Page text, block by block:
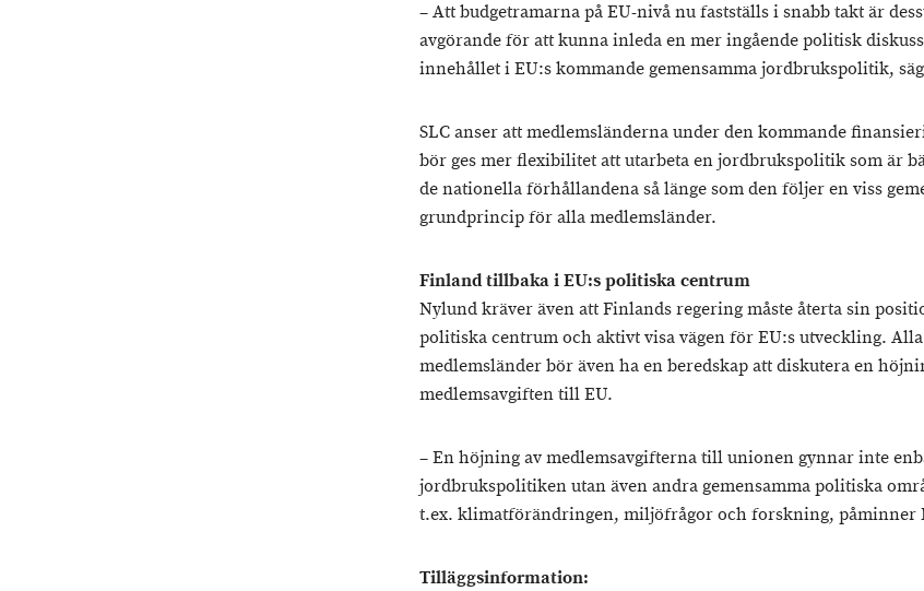
– Att budgetramarna på EU-nivå nu fastställs i snabb takt är
avgörande för att kunna inleda en mer ingående politisk
innehållet i EU:s kommande gemensamma jordbrukspolitik,
SLC anser att medlemsländerna under den kommande
bör ges mer flexibilitet att utarbeta en jordbrukspolitik som är
de nationella förhållandena så länge som den följer en viss
grundprincip för alla medlemsländer.
Finland tillbaka i EU:s politiska centrum
Nylund kräver även att Finlands regering måste återta sin
politiska centrum och aktivt visa vägen för EU:s utveckling. Alla
medlemsländer bör även ha en beredskap att diskutera en
medlemsavgiften till EU.
– En höjning av medlemsavgifterna till unionen gynnar inte
jordbrukspolitiken utan även andra gemensamma politiska
t.ex. klimatförändringen, miljöfrågor och forskning, påminner
Tilläggsinformation: